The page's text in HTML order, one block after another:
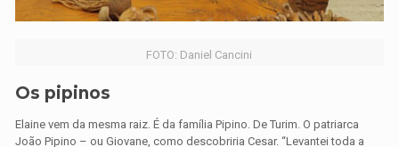
FOTO: Daniel Cancini
Os pipinos
Elaine vem da mesma raiz. É da família Pipino. De Turim. O patriarca
João Pipino – ou Giovane, como descobriria Cesar. “Levantei toda a